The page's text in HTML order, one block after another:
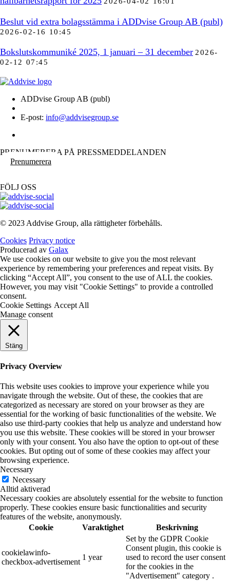
Beslut vid extra bolagsstämma i ADDvise Group AB (publ)
2026-02-16 10:45
Bokslutskommuniké 2025, 1 januari – 31 december 2026-
02-12 07:45
ADDvise Group AB (publ)
E-post: info@addvisegroup.se
PRENUMERERA PÅ PRESSMEDDELANDEN
Prenumerera
FÖLJ OSS
© 2023 Addvise Group, alla rättigheter förbehålls.
Cookies Privacy notice
Producerad av Galax
We use cookies on our website to give you the most relevant
experience by remembering your preferences and repeat visits. By
clicking “Accept All”, you consent to the use of ALL the cookies.
However, you may visit "Cookie Settings" to provide a controlled
consent.
Cookie Settings Accept All
Manage consent
Stäng
Privacy Overview
This website uses cookies to improve your experience while you
navigate through the website. Out of these, the cookies that are
categorized as necessary are stored on your browser as they are
essential for the working of basic functionalities of the website. We
also use third-party cookies that help us analyze and understand how
you use this website. These cookies will be stored in your browser
only with your consent. You also have the option to opt-out of these
cookies. But opting out of some of these cookies may affect your
browsing experience.
Necessary
Necessary
Alltid aktiverad
Necessary cookies are absolutely essential for the website to function
properly. These cookies ensure basic functionalities and security
features of the website, anonymously.
Cookie
Varaktighet Beskrivning
cookielawinfo-
checkbox-advertisement
1 year
Set by the GDPR Cookie
Consent plugin, this cookie is
used to record the user consent
for the cookies in the
"Advertisement" category .